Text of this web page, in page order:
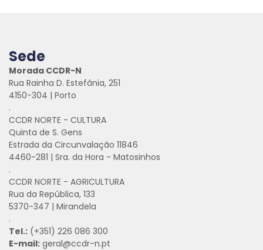
Sede
Morada CCDR-N
Rua Rainha D. Estefânia, 251
4150-304 | Porto
.
CCDR NORTE - CULTURA
Quinta de S. Gens
Estrada da Circunvalação 11846
4460-281 | Sra. da Hora - Matosinhos
.
CCDR NORTE - AGRICULTURA
Rua da República, 133
5370-347 | Mirandela
.
Tel.: (+351) 226 086 300
E-mail: geral@ccdr-n.pt